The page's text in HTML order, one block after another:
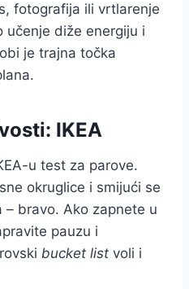
fotografija ili vrtlarenje
učenje diže energiju i
je trajna točka
IKEA
u test za parove.
okruglice i smijući se
– bravo. Ako zapnete u
pauzu i
bucket list voli i